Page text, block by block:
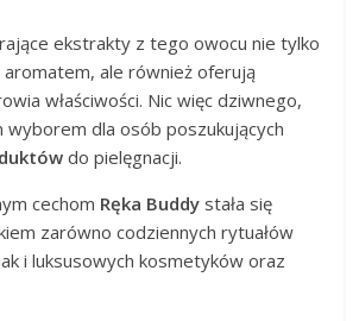
ekstrakty z tego owocu nie tylko
aromatem, ale również oferują
właściwości. Nic więc dziwnego,
wyborem dla osób poszukujących
do pielęgnacji.
cechom Ręka Buddy stała się
zarówno codziennych rytuałów
i luksusowych kosmetyków oraz